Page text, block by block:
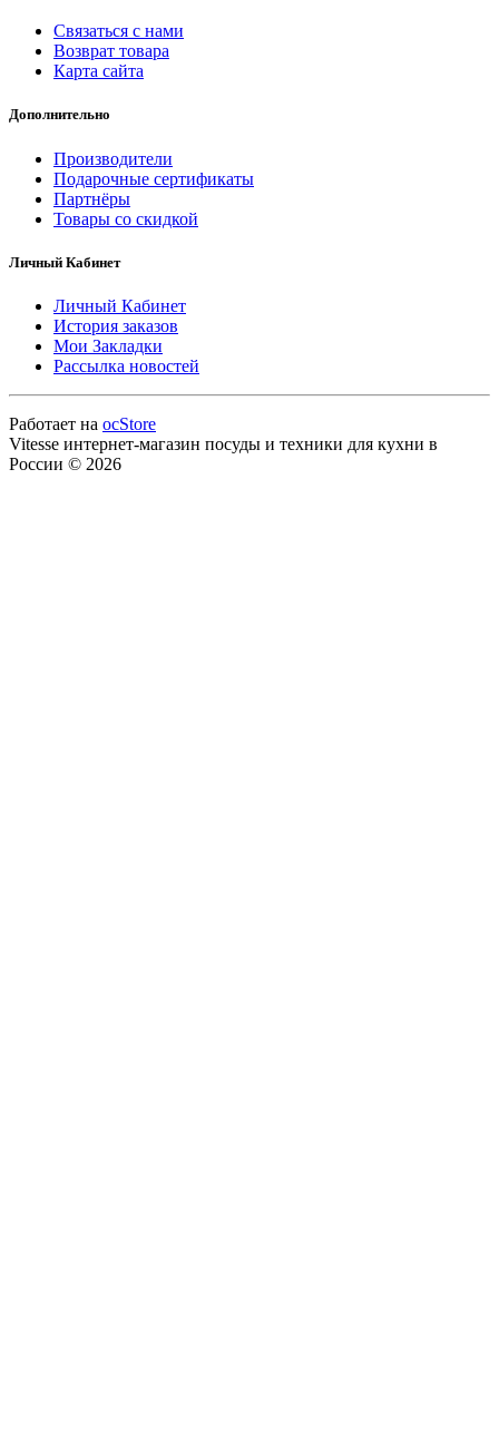
Связаться с нами
Возврат товара
Карта сайта
Дополнительно
Производители
Подарочные сертификаты
Партнёры
Товары со скидкой
Личный Кабинет
Личный Кабинет
История заказов
Мои Закладки
Рассылка новостей
Работает на ocStore
Vitesse интернет-магазин посуды и техники для кухни в
России © 2026